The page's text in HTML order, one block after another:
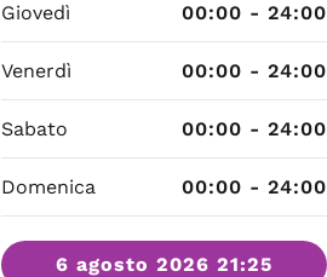
Giovedì 00:00 - 24:00
Venerdì 00:00 - 24:00
Sabato 00:00 - 24:00
Domenica 00:00 - 24:00
6 agosto 2026 21:25